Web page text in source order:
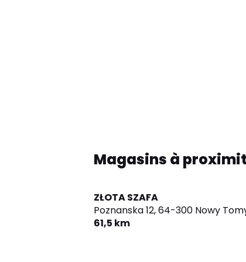
Magasins à
ZŁOTA SZAFA
Poznanska 12,64-300 Nowy
61,5 km